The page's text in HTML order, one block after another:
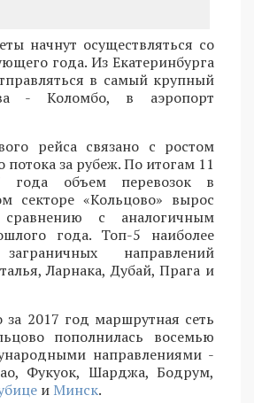
начнут осуществляться со
года. Из Екатеринбурга
в самый крупный
- Коломбо, в аэропорт
рейса связано с ростом
потока за рубеж. По итогам 11
года объем перевозок в
секторе «Кольцово» вырос
с аналогичным
года. Топ-5 наиболее
направлений
Ларнака, Дубай, Прага и
2017 год маршрутная сеть
пополнилась восемью
направлениями -
Фукуок, Шарджа, Бодрум,
и Минск.